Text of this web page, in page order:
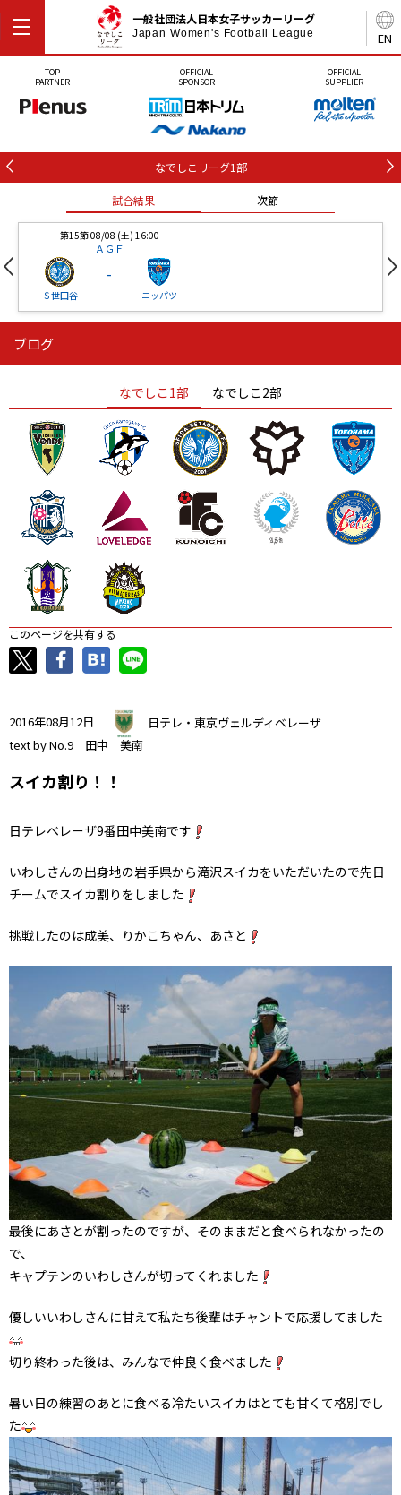
EN
一般社団法人日本女子サッカーリーグ
Japan Women's Football League
TOP
PARTNER
OFFICIAL
SPONSOR
OFFICIAL
SUPPLIER
なでしこリーグ1部
試合結果 次節
第15節 08/08 (土) 16:00
ＡＧＦ
Ｓ世田谷
-
ニッパツ
ニッパツ
ニッパツ 名古屋
石人の星
静岡 愛媛Ｌ
ブログ
なでしこ1部 なでしこ2部
このページを共有する
2016年08月12日
日テレ・東京ヴェルディベレーザ
text by No.9 田中 美南
スイカ割り！！
日テレベレーザ9番田中美南です
いわしさんの出身地の岩手県から滝沢スイカをいただいたので先日
チームでスイカ割りをしました
挑戦したのは成美、りかこちゃん、あさと
最後にあさとが割ったのですが、そのままだと食べられなかったの
で、
キャプテンのいわしさんが切ってくれました
優しいいわしさんに甘えて私たち後輩はチャントで応援してました
切り終わった後は、みんなで仲良く食べました
暑い日の練習のあとに食べる冷たいスイカはとても甘くて格別でし
た